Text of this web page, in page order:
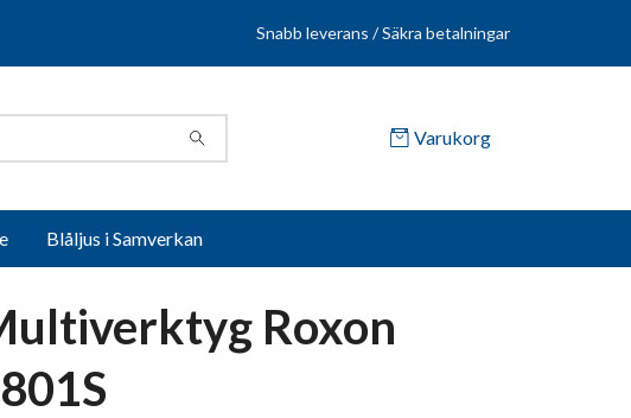
Snabb leverans / Säkra betalningar
Varukorg
Blåljus i Samverkan
Roxon